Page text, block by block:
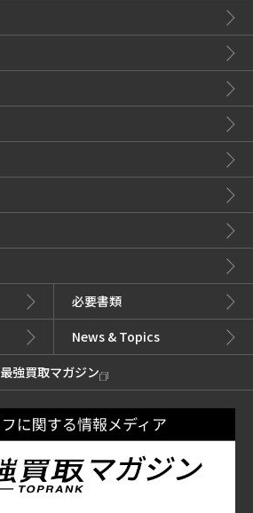
必要書類
News & Topics
最強買取マガジン